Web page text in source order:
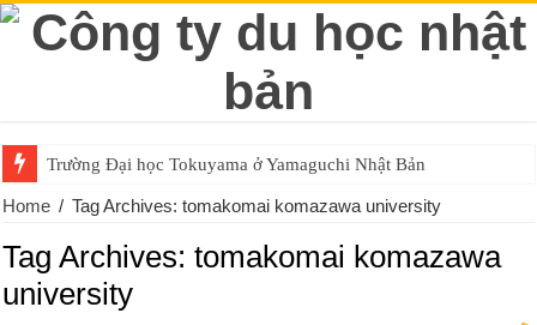
Trường Đại học Tokuyama ở Yamaguchi Nhật Bản
Home / Tag Archives: tomakomai komazawa university
Tag Archives:tomakomai komazawa
university